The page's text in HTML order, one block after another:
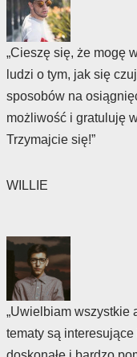
„Cieszę się, że mogę
ludzi o tym, jak się
sposobów na
możliwość i gratuluję
Trzymajcie się!”
WILLIE
„Uwielbiam wszystkie
tematy są